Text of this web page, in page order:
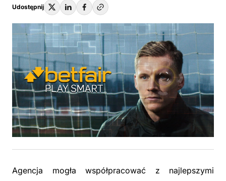
Udostępnij
Agencja mogła współpracować z najlepszymi